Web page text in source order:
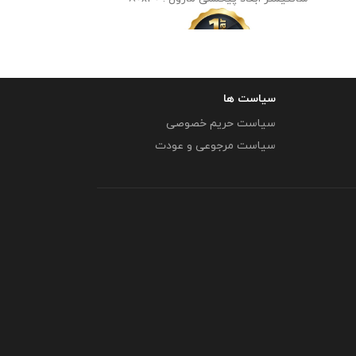
سیاست ها
سیاست حریم خصوصی
سیاست مرجوعی و عودت